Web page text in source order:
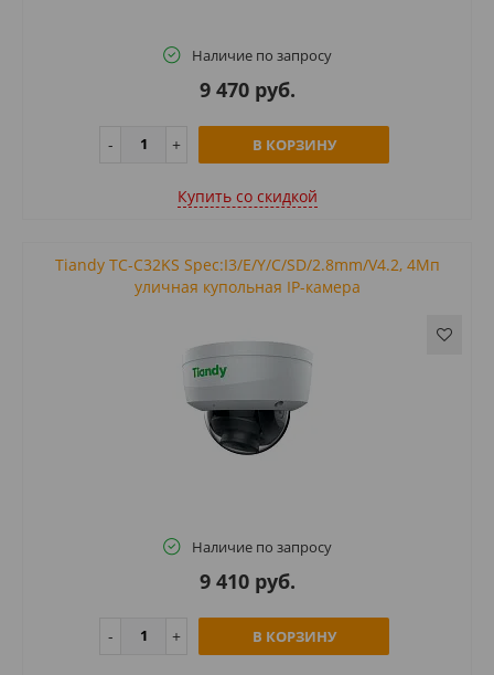
Наличие по запросу
9 470 руб.
В КОРЗИНУ
Купить cо скидкой
Tiandy TC-C32KS Spec:I3/E/Y/C/SD/2.8mm/V4.2, 4Мп
уличная купольная IP-камера
Наличие по запросу
9 410 руб.
В КОРЗИНУ